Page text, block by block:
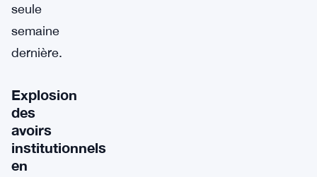
seule
semaine
dernière.
Explosion
des
avoirs
institutionnels
en